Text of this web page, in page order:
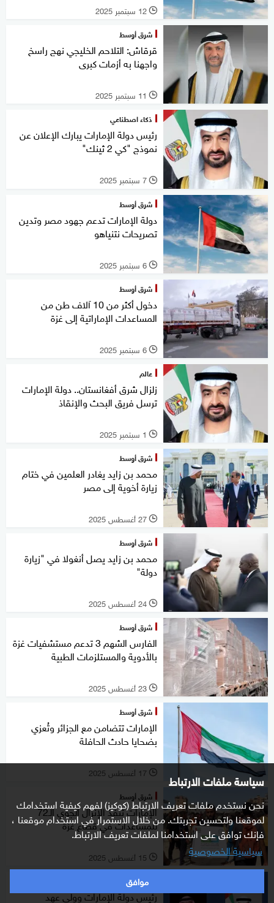
سياسة ملفات الارتباط
نحن نستخدم ملفات تعريف الارتباط (كوكيز) لفهم كيفية استخدامك
لموقعنا ولتحسين تجربتك. من خلال الاستمرار في استخدام موقعنا ،
فإنك توافق على استخدامنا لملفات تعريف الارتباط.
سياسية الخصوصية
موافق
l 12 سبتمبر 2025
شرق أوسط
قرقاش: التلاحم الخليجي نهج راسخ
واجهنا به أزمات كبرى
l 11 سبتمبر 2025
ذكاء اصطناعي
رئيس دولة الإمارات يبارك الإعلان عن
نموذج "كي 2 ثينك"
l 7 سبتمبر 2025
شرق أوسط
دولة الإمارات تدعم جهود مصر وتدين
تصريحات نتنياهو
l 6 سبتمبر 2025
شرق أوسط
دخول أكثر من 10 آلاف طن من
المساعدات الإماراتية إلى غزة
l 6 سبتمبر 2025
عالم
زلزال شرق أفغانستان.. دولة الإمارات
ترسل فريق البحث والإنقاذ
l 1 سبتمبر 2025
شرق أوسط
محمد بن زايد يغادر العلمين في ختام
زيارة أخوية إلى مصر
l 27 أغسطس 2025
شرق أوسط
محمد بن زايد يصل أنغولا في "زيارة
دولة"
l 24 أغسطس 2025
شرق أوسط
الفارس الشهم 3 تدعم مستشفيات غزة
بالأدوية والمستلزمات الطبية
l 23 أغسطس 2025
شرق أوسط
الإمارات تتضامن مع الجزائر وتُعزي
بضحايا حادث الحافلة
l 17 أغسطس 2025
شرق أوسط
الإمارات تنفذ الإنزال الجوي الـ72
للمساعدات في قطاع غزة
l 15 أغسطس 2025
شرق أوسط
رئيس دولة الإمارات وولي عهد